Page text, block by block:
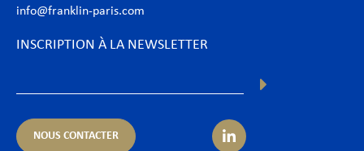
info@franklin-paris.com
INSCRIPTION À LA NEWSLETTER
NOUS CONTACTER